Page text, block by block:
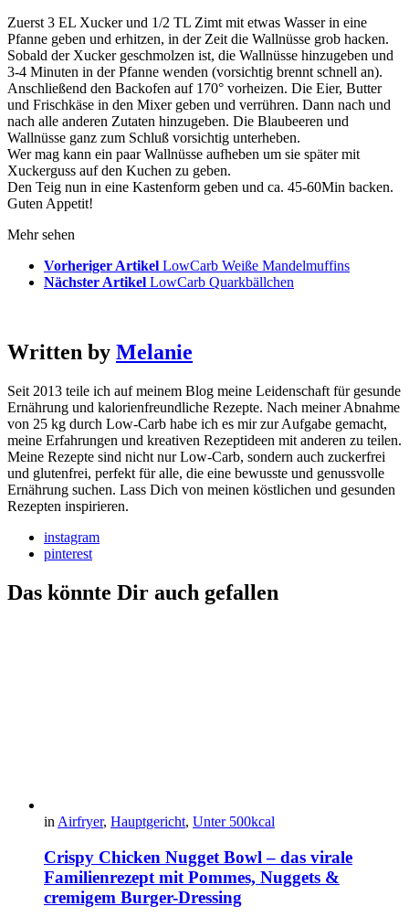
Zuerst 3 EL Xucker und 1/2 TL Zimt mit etwas Wasser in eine
Pfanne geben und erhitzen, in der Zeit die Wallnüsse grob hacken.
Sobald der Xucker geschmolzen ist, die Wallnüsse hinzugeben und
3-4 Minuten in der Pfanne wenden (vorsichtig brennt schnell an).
Anschließend den Backofen auf 170° vorheizen. Die Eier, Butter
und Frischkäse in den Mixer geben und verrühren. Dann nach und
nach alle anderen Zutaten hinzugeben. Die Blaubeeren und
Wallnüsse ganz zum Schluß vorsichtig unterheben.
Wer mag kann ein paar Wallnüsse aufheben um sie später mit
Xuckerguss auf den Kuchen zu geben.
Den Teig nun in eine Kastenform geben und ca. 45-60Min backen.
Guten Appetit!
Mehr sehen
Vorheriger Artikel LowCarb Weiße Mandelmuffins
Nächster Artikel LowCarb Quarkbällchen
Written by Melanie
Seit 2013 teile ich auf meinem Blog meine Leidenschaft für gesunde
Ernährung und kalorienfreundliche Rezepte. Nach meiner Abnahme
von 25 kg durch Low-Carb habe ich es mir zur Aufgabe gemacht,
meine Erfahrungen und kreativen Rezeptideen mit anderen zu teilen.
Meine Rezepte sind nicht nur Low-Carb, sondern auch zuckerfrei
und glutenfrei, perfekt für alle, die eine bewusste und genussvolle
Ernährung suchen. Lass Dich von meinen köstlichen und gesunden
Rezepten inspirieren.
instagram
pinterest
Das könnte Dir auch gefallen
inAirfryer, Hauptgericht, Unter 500kcal
Crispy Chicken Nugget Bowl – das virale
Familienrezept mit Pommes, Nuggets &
cremigem Burger-Dressing